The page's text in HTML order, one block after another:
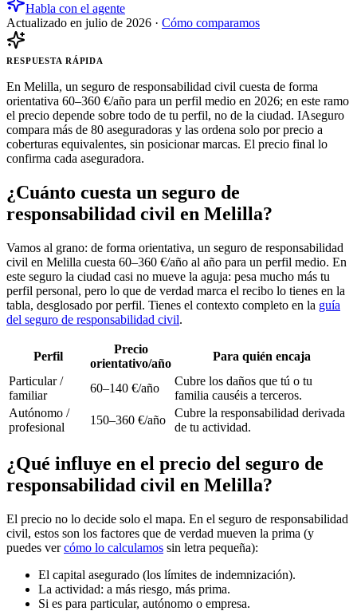
Habla con el agente
Actualizado en julio de 2026 · Cómo comparamos
RESPUESTA RÁPIDA
En Melilla, un seguro de responsabilidad civil cuesta de forma
orientativa 60–360 €/año para un perfil medio en 2026; en este ramo
el precio depende sobre todo de tu perfil, no de la ciudad. IAseguro
compara más de 80 aseguradoras y las ordena solo por precio a
coberturas equivalentes, sin posicionar marcas. El precio final lo
confirma cada aseguradora.
¿Cuánto cuesta un seguro de
responsabilidad civil en Melilla?
Vamos al grano: de forma orientativa, un seguro de responsabilidad
civil en Melilla cuesta 60–360 €/año al año para un perfil medio. En
este seguro la ciudad casi no mueve la aguja: pesa mucho más tu
perfil personal, pero lo que de verdad marca el recibo lo tienes en la
tabla, desglosado por perfil. Tienes el contexto completo en la guía
del seguro de responsabilidad civil.
Perfil
Precio
orientativo/año
Para quién encaja
Particular /
familiar
60–140 €/año
Cubre los daños que tú o tu
familia causéis a terceros.
Autónomo /
profesional
150–360 €/año
Cubre la responsabilidad derivada
de tu actividad.
¿Qué influye en el precio del seguro de
responsabilidad civil en Melilla?
El precio no lo decide solo el mapa. En el seguro de responsabilidad
civil, estos son los factores que de verdad mueven la prima (y
puedes vercómo lo calculamos sin letra pequeña):
El capital asegurado (los límites de indemnización).
La actividad: a más riesgo, más prima.
Si es para particular, autónomo o empresa.